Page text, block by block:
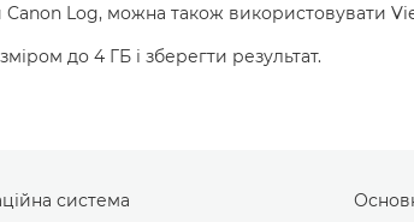
Canon Log, можна також використовувати
до 4 ГБ і зберегти результат.
система